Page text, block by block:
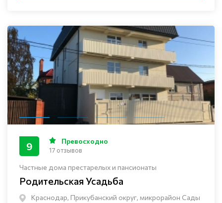
Частные дома престарелых и пансионаты
Родительская Усадьба
Краснодар, Прикубанский округ, микрорайон Сады
9 Превосходно
17 отзывов